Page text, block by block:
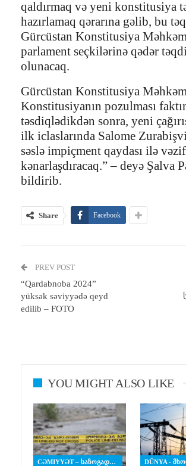
qaldırmaq və yeni konstitusiya
hazırlamaq qərarına gəlib, bu
Gürcüstan Konstitusiya
parlament seçkilərinə qədər
olunacaq.
Gürcüstan Konstitusiya
Konstitusiyanın pozulması
təsdiqlədikdən sonra, yeni
ilk iclaslarında Salome
səslə impiçment qaydası ilə
kənarlaşdıracaq.” – deyə Şalva
bildirib.
Share Facebook
PREV POST
“Qardabnoba 2024”
yüksək səviyyədə qeyd
edilib – FOTO
YOU MIGHT ALSO LIKE
CƏMIYYƏT – ᲡᲐᲖᲝᲒᲐᲓᲝᲔᲑᲐ DÜNYA -